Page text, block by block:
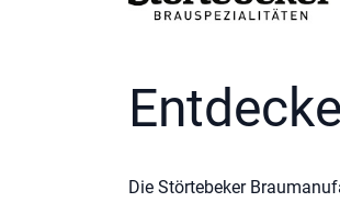
Die Störtebeker